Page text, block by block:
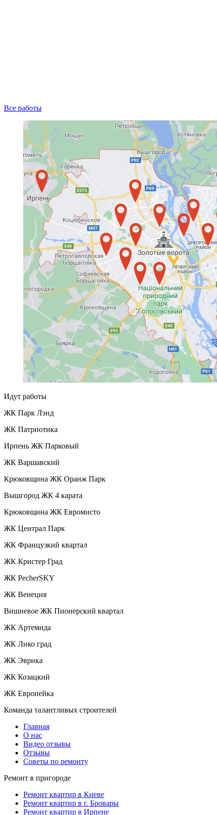
Все работы
Идут работы
ЖК Парк Лэнд
ЖК Патриотика
Ирпень ЖК Парковый
ЖК Варшавский
Крюковщина ЖК Оранж Парк
Вышгород ЖК 4 карата
Крюковщина ЖК Евромисто
ЖК Централ Парк
ЖК Французкий квартал
ЖК Кристер Град
ЖК PecherSKY
ЖК Венеция
Вишневое ЖК Пионерский квартал
ЖК Артемида
ЖК Лико град
ЖК Эврика
ЖК Козацкий
ЖК Европейка
Команда талантливых строителей
Главная
О нас
Видео отзывы
Отзывы
Советы по ремонту
Ремонт в пригороде
Ремонт квартир в Киеве
Ремонт квартир в г. Бровары
Ремонт квартир в Ирпене